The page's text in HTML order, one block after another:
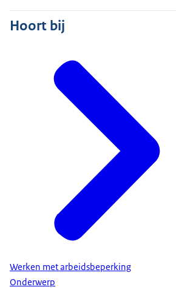
Hoort bij
Werken met arbeidsbeperking
Onderwerp